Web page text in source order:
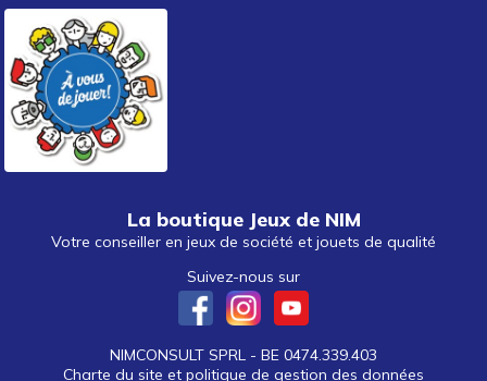
La boutique Jeux de NIM
Votre conseiller en jeux de société et jouets de qualité
Suivez-nous sur
NIMCONSULT SPRL - BE 0474.339.403
Charte du site et politique de gestion des données